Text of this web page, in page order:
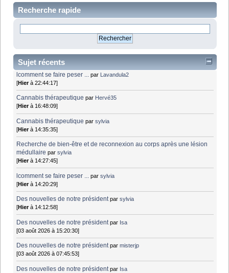
Recherche rapide
Sujet récents
lcomment se faire peser ... par Lavandula2
[Hierà 22:44:17]
Cannabis thérapeutique par Hervé35
[Hierà 16:48:09]
Cannabis thérapeutique parsylvia
[Hierà 14:35:35]
Recherche de bien-être et de reconnexion au corps après une lésion
médullaire parsylvia
[Hierà 14:27:45]
lcomment se faire peser ... parsylvia
[Hierà 14:20:29]
Des nouvelles de notre président parsylvia
[Hierà 14:12:58]
Des nouvelles de notre président par Isa
[03 août 2026 à 15:20:30]
Des nouvelles de notre président parmisterjp
[03 août 2026 à 07:45:53]
Des nouvelles de notre président par Isa